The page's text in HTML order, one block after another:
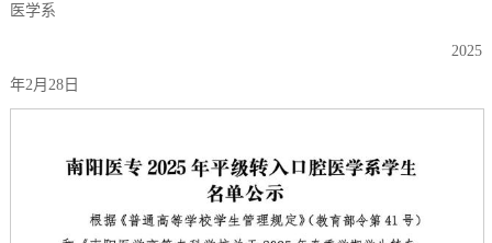
医学系
2025
年2月28日